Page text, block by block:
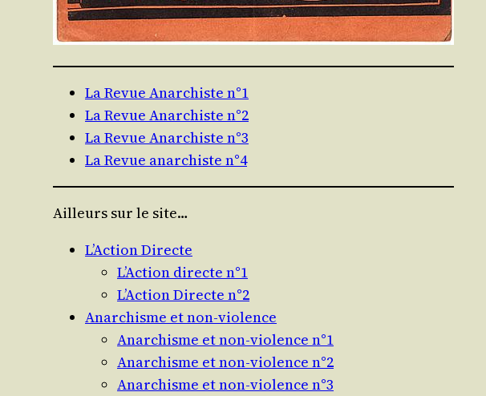
La Revue Anarchiste n°1
La Revue Anarchiste n°2
La Revue Anarchiste n°3
La Revue anarchiste n°4
Ailleurs sur le site…
L’Action Directe
L’Action directe n°1
L’Action Directe n°2
Anarchisme et non-violence
Anarchisme et non-violence n°1
Anarchisme et non-violence n°2
Anarchisme et non-violence n°3